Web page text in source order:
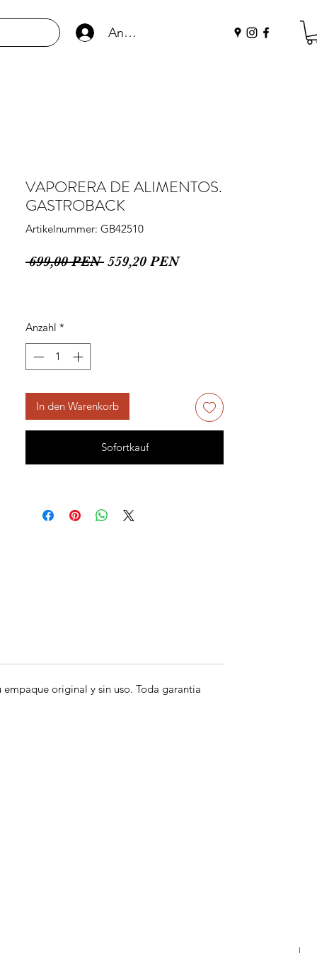
Anmelden
VAPORERA DE ALIMENTOS.
GASTROBACK
Artikelnummer: GB42510
699,00 PEN Standardpreis
559,20 PENSale-
Anzahl *
In den Warenkorb
Sofortkauf
original y sin uso. Toda garantia